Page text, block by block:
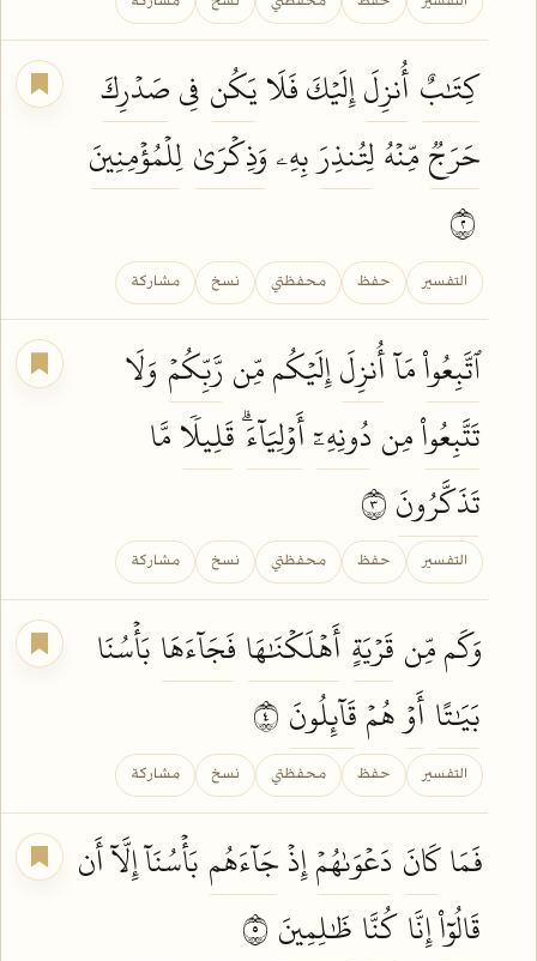
كِتَٰبٌ أُنزِلَإِلَيۡكَ فَلَايَكُن فِيصَدۡرِكَ
حَرَجٞمِّنۡهُلِتُنذِرَبِهِۦوَذِكۡرَىٰ لِلۡمُؤۡمِنِينَ
التفسير حفظ محفظتي نسخ مشاركة
ٱتَّبِعُواْمَآأُنزِلَإِلَيۡكُم مِّن رَّبِّكُمۡ وَلَا
تَتَّبِعُواْمِن دُونِهِۦٓأَوۡلِيَآءَۗقَلِيلٗامَّا
تَذَكَّرُونَ
التفسير حفظ محفظتي نسخ مشاركة
وَكَم مِّن قَرۡيَةٍ أَهۡلَكۡنَٰهَا فَجَآءَهَا بَأۡسُنَا
بَيَٰتًا أَوۡهُمۡقَآئِلُونَ
التفسير حفظ محفظتي نسخ مشاركة
فَمَاكَانَ دَعۡوَىٰهُمۡإِذۡجَآءَهُم بَأۡسُنَآ إِلَّآ أَن
قَالُوٓاْإِنَّاكُنَّا ظَٰلِمِينَ